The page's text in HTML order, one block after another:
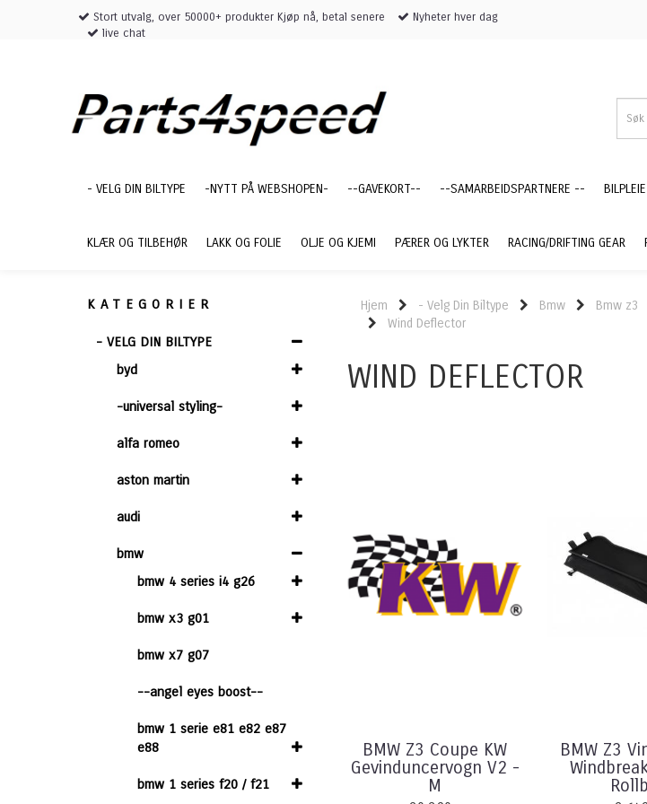
Stort utvalg, over 50000+ produkter Kjøp nå, betal senere
Nyheter hver dag
live chat
- VELG DIN BILTYPE -NYTT PÅ WEBSHOPEN- --GAVEKORT-- --SAMARBEIDSPARTNERE --
KLÆR OG TILBEHØR LAKK OG FOLIE OLJE OG KJEMI PÆRER OG LYKTER RACING/DRIFTING GEAR
KATEGORIER
- VELG DIN BILTYPE
byd
-universal styling-
alfa romeo
aston martin
audi
bmw
bmw 4 series i4 g26
bmw x3 g01
bmw x7 g07
--angel eyes boost--
bmw 1 serie e81 e82 e87
e88
bmw 1 series f20 / f21
Hjem - Velg Din Biltype Bmw Bmw z3
Wind Deflector
WIND DEFLECTOR
BMW Z3 Coupe KW
Gevinduncervogn V2 -
M
BMW Z3